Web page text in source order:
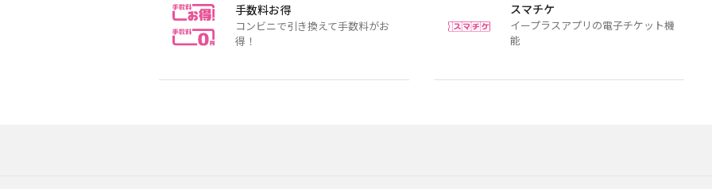
手数料お得
コンビニで引き換えて手数料がお
得！
スマチケ
イープラスアプリの電子チケット機
能